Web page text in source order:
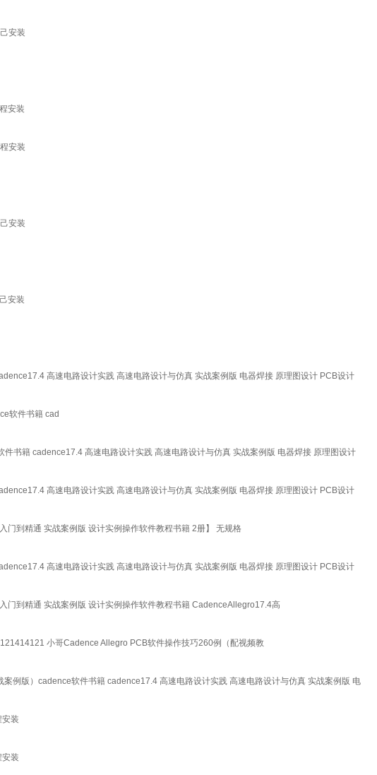
安装
安装
安装
安装
安装
高速电路设计实践 高速电路设计与仿真 实战案例版 电器焊接 原理图设计 PCB设计
软件书籍 cad
书籍 cadence17.4 高速电路设计实践 高速电路设计与仿真 实战案例版 电器焊接 原理图设计
高速电路设计实践 高速电路设计与仿真 实战案例版 电器焊接 原理图设计 PCB设计
到精通 实战案例版 设计实例操作软件教程书籍 2册】 无规格
高速电路设计实践 高速电路设计与仿真 实战案例版 电器焊接 原理图设计 PCB设计
到精通 实战案例版 设计实例操作软件教程书籍 CadenceAllegro17.4高
小哥Cadence Allegro PCB软件操作技巧260例（配视频教
例版）cadence软件书籍 cadence17.4 高速电路设计实践 高速电路设计与仿真 实战案例版 电
装
装